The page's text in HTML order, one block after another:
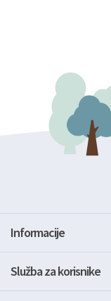
Informacije
Služba za korisnike